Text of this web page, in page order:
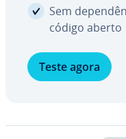
Sem
código aberto
Teste agora